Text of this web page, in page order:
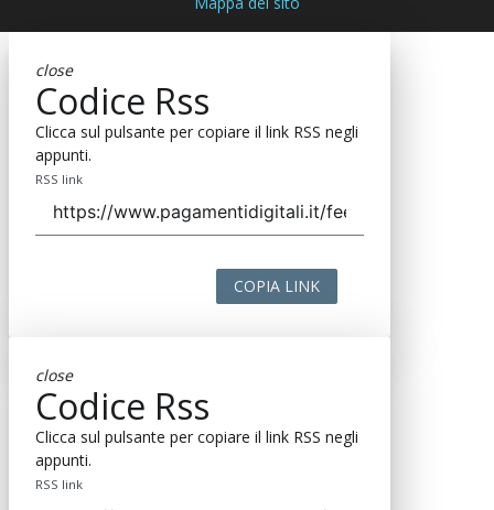
close
Codice Rss
Clicca sul pulsante per copiare il link RSS negli
appunti.
RSS link
COPIA LINK
close
Codice Rss
Clicca sul pulsante per copiare il link RSS negli
appunti.
RSS link